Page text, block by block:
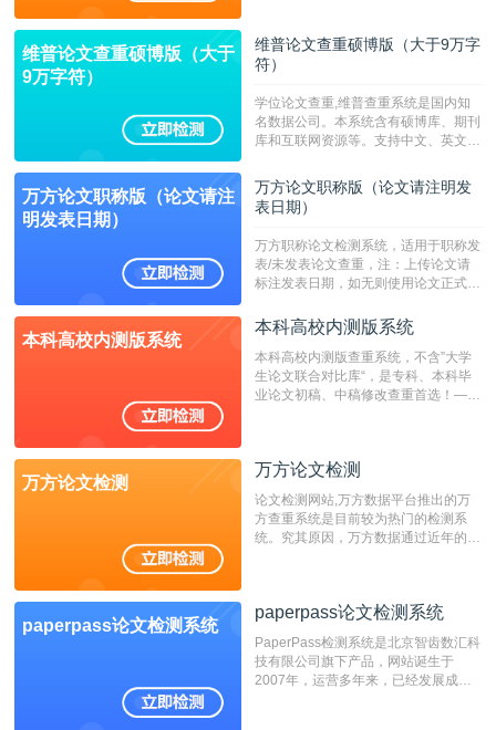
维普论文查重硕博版（大于
9万字符）
维普论文查重硕博版（大于9万字
符）
学位论文查重,维普查重系统是国内知
名数据公司。本系统含有硕博库、期刊
库和互联网资源等。支持中文、英文、
定院校！！！
万方论文职称版（论文请注
明发表日期）
万方论文职称版（论文请注明发
表日期）
万方职称论文检测系统，适用于职称发
表/未发表论文查重，注：上传论文请
标注发表日期，如无则使用论文正式发
成时间作为发表日期。
本科高校内测版系统
本科高校内测版系统
本科高校内测版查重系统，不含”大学
生论文联合对比库“，是专科、本科毕
业论文初稿、中稿修改查重首选！——
万方论文检测
万方论文检测
论文检测网站,万方数据平台推出的万
方查重系统是目前较为热门的检测系
统。究其原因，万方数据通过近年的发
非。其次，相对于知网而言，万方检测
重的推荐系统。
paperpass论文检测系统
paperpass论文检测系统
PaperPass检测系统是北京智齿数汇科
技有限公司旗下产品，网站诞生于
2007年，运营多年来，已经发展成为